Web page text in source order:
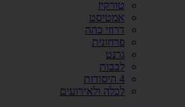
טורקיז
אמטיסט
דרוזי כהה
פרחונית
גרנט
לבבות
4 היסודות
לכלה ולאירועים